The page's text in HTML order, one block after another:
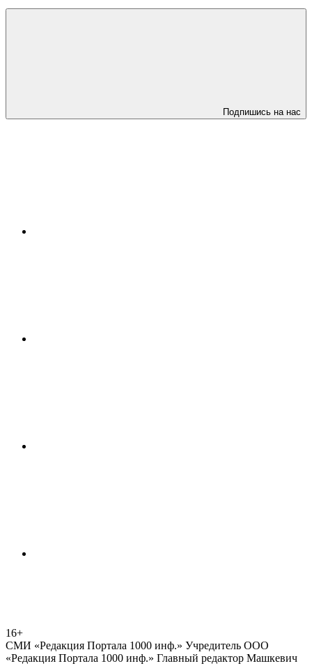
Подпишись на нас
16+
СМИ «Редакция Портала 1000 инф.» Учредитель ООО
«Редакция Портала 1000 инф.» Главный редактор Машкевич